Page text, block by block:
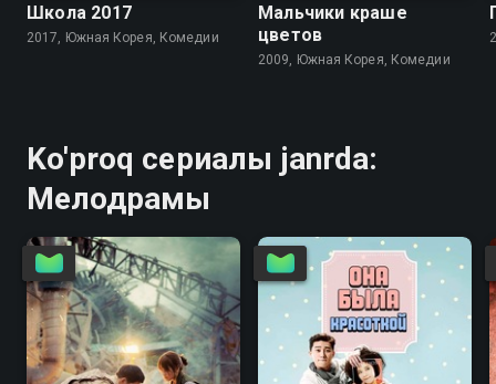
Школа 2017
2017, Южная Корея, Комедии
Мальчики краше
цветов
2009, Южная Корея, Комедии
Ko'proq сериалы janrda:
Мелодрамы